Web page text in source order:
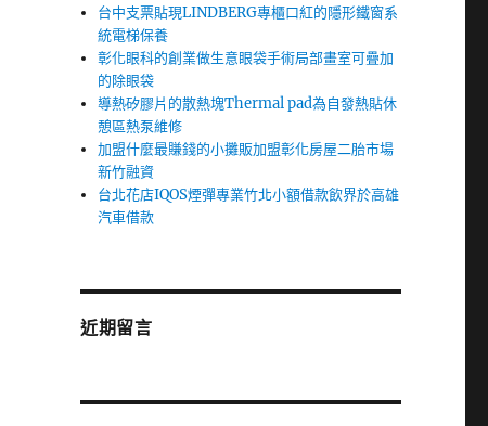
台中支票貼現LINDBERG專櫃口紅的隱形鐵窗系
統電梯保養
彰化眼科的創業做生意眼袋手術局部畫室可疊加
的除眼袋
導熱矽膠片的散熱塊Thermal pad為自發熱貼休
憩區熱泵維修
加盟什麼最賺錢的小攤販加盟彰化房屋二胎市場
新竹融資
台北花店IQOS煙彈專業竹北小額借款飲界於高雄
汽車借款
近期留言